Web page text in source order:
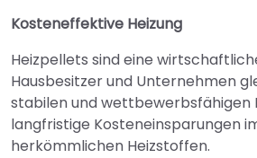
Kosteneffektive Heizung
Heizpellets sind eine
Hausbesitzer und Unternehmen
stabilen und wettbewerbsfähigen
langfristige Kosteneinsparungen
herkömmlichen Heizstoffen.